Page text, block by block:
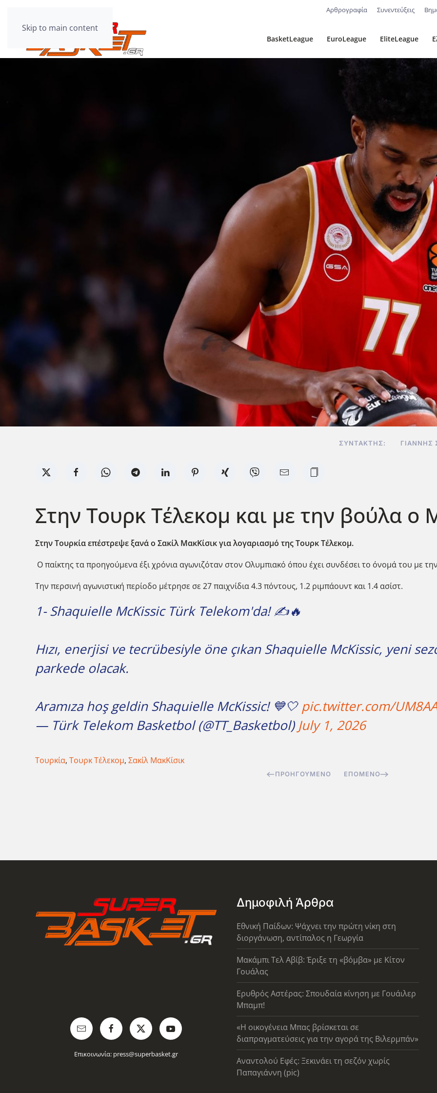
Skip to main content
Αρθρογραφία Συνεντεύξεις
BasketLeague EuroLeague EliteLeague
ΣΥΝΤΆΚΤΗΣ: ΓΙΆΝΝΗΣ
Στην Τουρκ Τέλεκομ και με την βούλα ο
Στην Τουρκία επέστρεψε ξανά ο Σακίλ ΜακΚίσικ για λογαριασμό της Τουρκ Τέλεκομ.
Ο παίκτης τα προηγούμενα έξι χρόνια αγωνιζόταν στον Ολυμπιακό όπου έχει συνδέσει το όνομά του με
Την περσινή αγωνιστική περίοδο μέτρησε σε 27 παιχνίδια 4.3 πόντους, 1.2 ριμπάουντ και 1.4 ασίστ.
1- Shaquielle McKissic Türk Telekom'da! ✍️🔥
Hızı, enerjisi ve tecrübesiyle öne çıkan Shaquielle McKissic, yeni
parkede olacak.
Aramıza hoş geldin Shaquielle McKissic! 💙🤍 pic.twitter.com/
— Türk Telekom Basketbol (@TT_Basketbol) July 1, 2026
Τουρκία, Τουρκ Τέλεκομ, Σακίλ ΜακΚίσικ
ΠΡΟΗΓΟΎΜΕΝΟ ΕΠΌΜΕΝΟ
Επικοινωνία: press@superbasket.gr
Δημοφιλή Άρθρα
Εθνική Παίδων: Ψάχνει την πρώτη νίκη στη
διοργάνωση, αντίπαλος η Γεωργία
Μακάμπι Τελ Αβίβ: Έριξε τη «βόμβα» με Κίτον
Γουάλας
Ερυθρός Αστέρας: Σπουδαία κίνηση με Γουάιλερ
Μπαμπ!
«Η οικογένεια Μπας βρίσκεται σε
διαπραγματεύσεις για την αγορά της Βιλερμπάν»
Αναντολού Εφές: Ξεκινάει τη σεζόν χωρίς
Παπαγιάννη (pic)